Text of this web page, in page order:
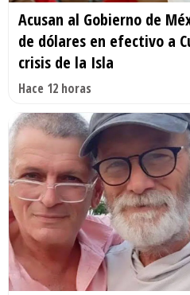
Acusan al Gobierno de
de dólares en efectivo a
crisis de la Isla
Hace 12 horas